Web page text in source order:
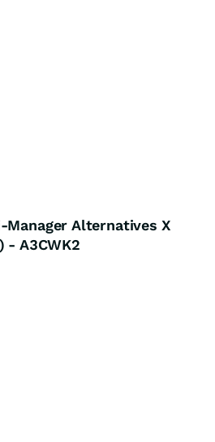
Alternatives X
- A3CWK2